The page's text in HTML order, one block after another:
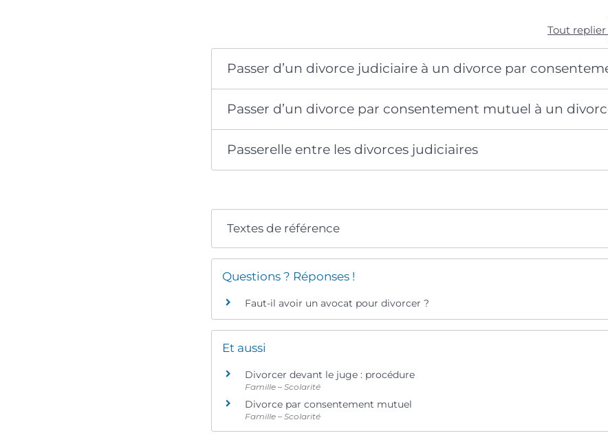
Tout replier
Passer d’un divorce judiciaire à un divorce par
Passer d’un divorce par consentement mutuel à un
Passerelle entre les divorces judiciaires
Textes de référence
Questions ? Réponses !
Faut-il avoir un avocat pour divorcer ?
Et aussi
Divorcer devant le juge : procédure
Famille – Scolarité
Divorce par consentement mutuel
Famille – Scolarité